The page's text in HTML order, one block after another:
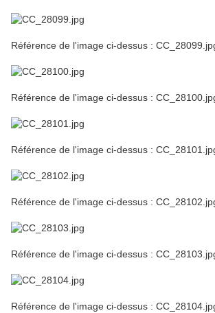
Référence de l'image ci-dessus :
Référence de l'image ci-dessus :
Référence de l'image ci-dessus :
Référence de l'image ci-dessus :
Référence de l'image ci-dessus :
Référence de l'image ci-dessus :